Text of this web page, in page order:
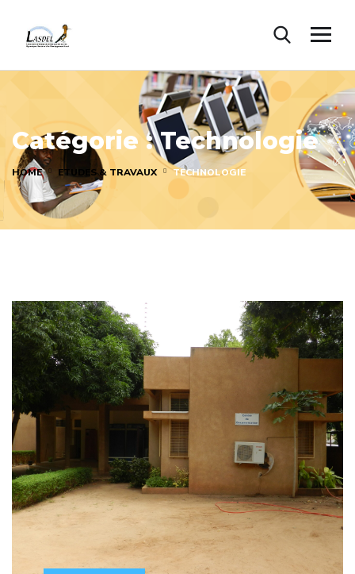
Catégorie :Technologie
HOME ETUDES & TRAVAUX TECHNOLOGIE